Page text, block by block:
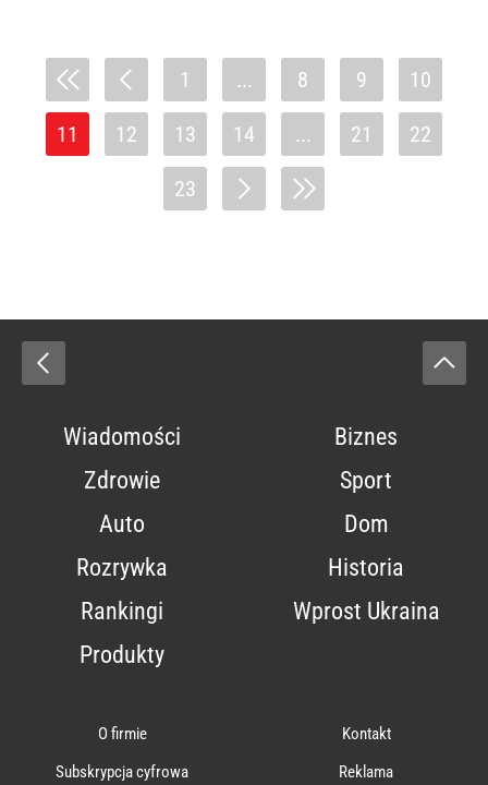
1 ... 8 9 10
11 12 13 14 ... 21 22
23
Wiadomości
Biznes
Zdrowie
Sport
Auto
Dom
Rozrywka
Historia
Rankingi
Wprost Ukraina
Produkty
O firmie
Kontakt
Subskrypcja cyfrowa
Reklama